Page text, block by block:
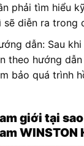
phải tìm hiểu
sẽ diễn ra trong
dẫn: Sau
theo hướng
bảo quá trình
giới tại
WINSTON